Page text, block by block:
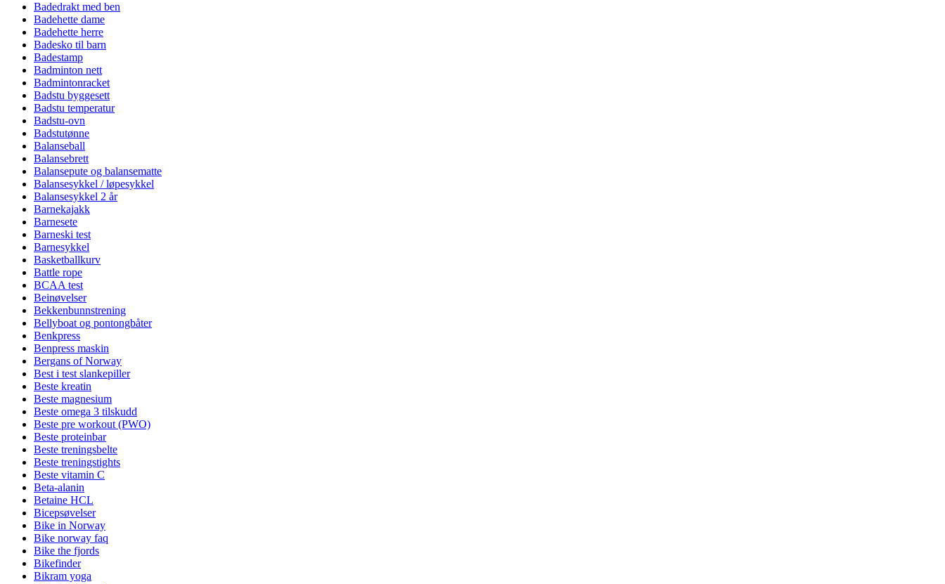
Badedrakt med ben
Badehette dame
Badehette herre
Badesko til barn
Badestamp
Badminton nett
Badmintonracket
Badstu byggesett
Badstu temperatur
Badstu-ovn
Badstutønne
Balanseball
Balansebrett
Balansepute og balansematte
Balansesykkel / løpesykkel
Balansesykkel 2 år
Barnekajakk
Barnesete
Barneski test
Barnesykkel
Basketballkurv
Battle rope
BCAA test
Beinøvelser
Bekkenbunnstrening
Bellyboat og pontongbåter
Benkpress
Benpress maskin
Bergans of Norway
Best i test slankepiller
Beste kreatin
Beste magnesium
Beste omega 3 tilskudd
Beste pre workout (PWO)
Beste proteinbar
Beste treningsbelte
Beste treningstights
Beste vitamin C
Beta-alanin
Betaine HCL
Bicepsøvelser
Bike in Norway
Bike norway faq
Bike the fjords
Bikefinder
Bikram yoga